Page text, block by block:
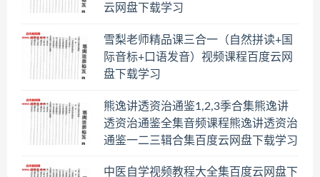
云网盘下载学习
雪梨老师精品课三合一（自然拼读+国
际音标+口语发音）视频课程百度云网
盘下载学习
熊逸讲透资治通鉴1,2,3季合集熊逸讲
透资治通鉴全集音频课程熊逸讲透资治
通鉴一二三辑合集百度云网盘下载学习
中医自学视频教程大全集百度云网盘下